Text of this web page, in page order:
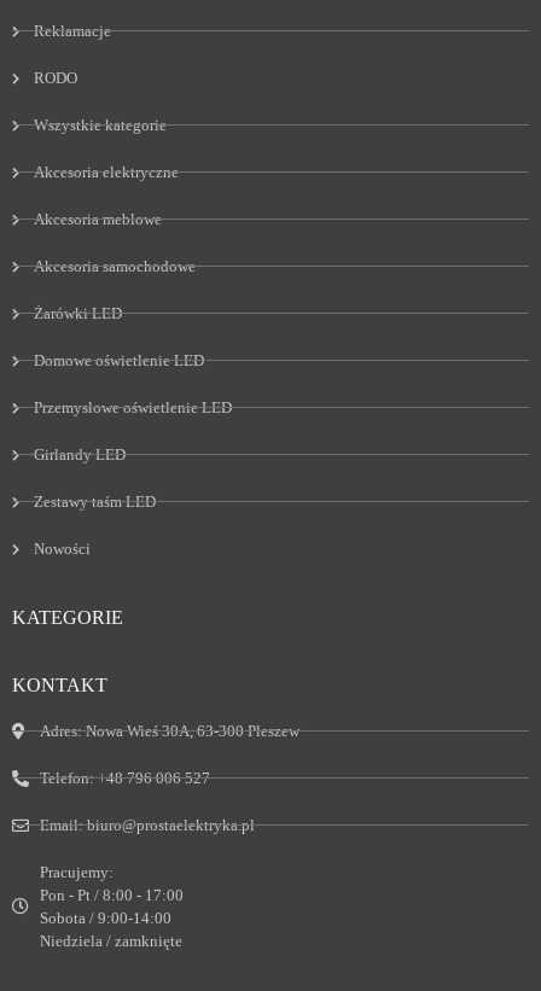
Reklamacje
RODO
Wszystkie kategorie
Akcesoria elektryczne
Akcesoria meblowe
Akcesoria samochodowe
Żarówki LED
Domowe oświetlenie LED
Przemysłowe oświetlenie LED
Girlandy LED
Zestawy taśm LED
Nowości
KATEGORIE
KONTAKT
Adres:Nowa Wieś 30A, 63-300 Pleszew
Telefon:+48 796 006 527
Email:biuro@prostaelektryka.pl
Pracujemy:
Pon - Pt / 8:00 - 17:00
Sobota / 9:00-14:00
Niedziela / zamknięte